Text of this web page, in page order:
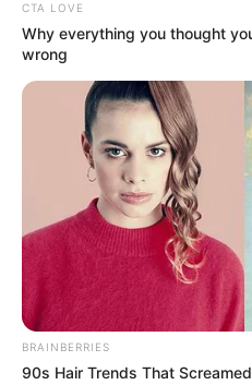
Meriam dan Howitzer
CTA LOVE
Why everything you thought
wrong
BRAINBERRIES
90s Hair Trends That